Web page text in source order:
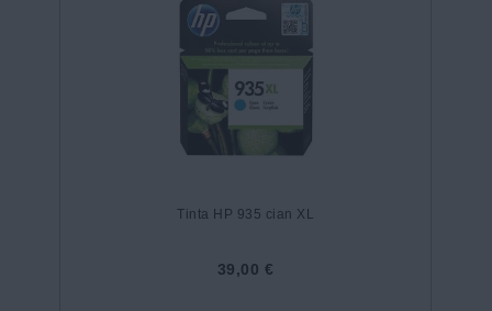
Tinta HP 935 cian XL
39,00 €